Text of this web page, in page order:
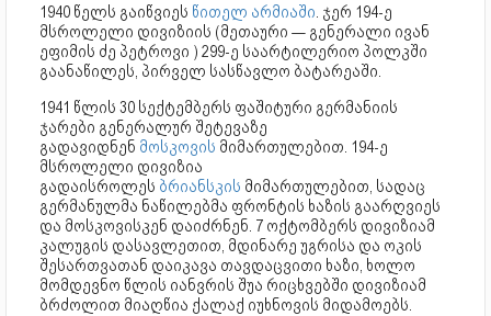
1940 წელს გაიწვიეს წითელ არმიაში. ჯერ 194-ე
მსროლელი დივიზიის (მეთაური — გენერალი ივან
ეფიმის ძე პეტროვი ) 299-ე საარტილერიო პოლკში
გაანაწილეს, პირველ სასწავლო ბატარეაში.
1941 წლის 30 სექტემბერს ფაშიტური გერმანიის
ჯარები გენერალურ შეტევაზე
გადავიდნენ მოსკოვის მიმართულებით. 194-ე
მსროლელი დივიზია
გადაისროლეს ბრიანსკის მიმართულებით, სადაც
გერმანულმა ნაწილებმა ფრონტის ხაზის გაარღვიეს
და მოსკოვისკენ დაიძრნენ. 7 ოქტომბერს დივიზიამ
კალუგის დასავლეთით, მდინარე უგრისა და ოკის
შესართვათან დაიკავა თავდაცვითი ხაზი, ხოლო
მომდევნო წლის იანვრის შუა რიცხვებში დივიზიამ
ბრძოლით მიაღწია ქალაქ იუხნოვის მიდამოებს.